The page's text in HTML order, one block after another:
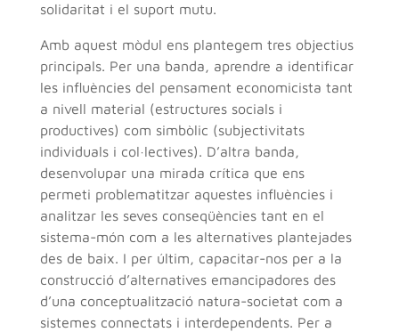
solidaritat i el suport mutu.
Amb aquest mòdul ens plantegem tres objectius
principals. Per una banda, aprendre a identificar
les influències del pensament economicista tant
a nivell material (estructures socials i
productives) com simbòlic (subjectivitats
individuals i col·lectives). D’altra banda,
desenvolupar una mirada crítica que ens
permeti problematitzar aquestes influències i
analitzar les seves conseqüències tant en el
sistema-món com a les alternatives plantejades
des de baix. I per últim, capacitar-nos per a la
construcció d’alternatives emancipadores des
d’una conceptualització natura-societat com a
sistemes connectats i interdependents. Per a